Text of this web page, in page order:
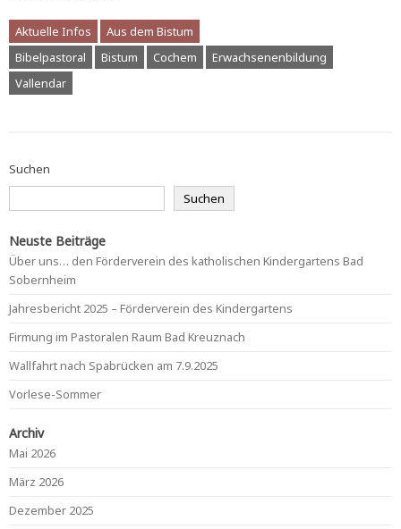
Aktuelle Infos
Aus dem Bistum
Bibelpastoral
Bistum Cochem
Erwachsenenbildung
Vallendar
Suchen
Suchen
Neuste Beiträge
Über uns… den Förderverein des katholischen Kindergartens Bad
Sobernheim
Jahresbericht 2025 – Förderverein des Kindergartens
Firmung im Pastoralen Raum Bad Kreuznach
Wallfahrt nach Spabrücken am 7.9.2025
Vorlese-Sommer
Archiv
Mai 2026
März 2026
Dezember 2025